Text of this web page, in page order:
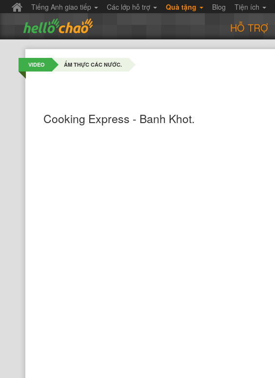
Tiếng Anh giao tiếp Các lớp hỗ trợ Quà tặng Blog Tiện ích
HỖ TRỢ
VIDEO ẨM THỰC CÁC NƯỚC.
Cooking Express - Banh Khot.